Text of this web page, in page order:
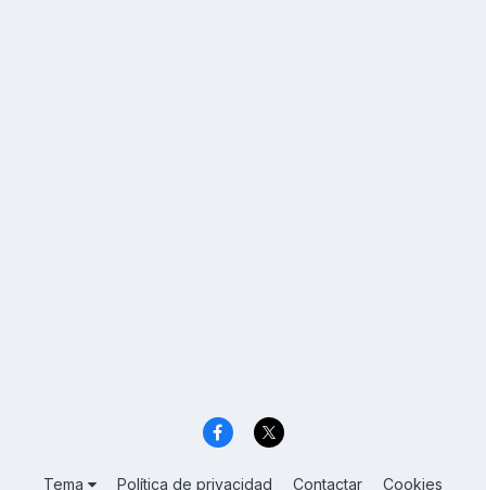
Tema Política de privacidad Contactar Cookies